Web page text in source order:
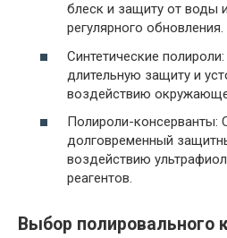
блеск и защиту от воды
регулярного обновления.
Синтетические
длительную защиту и
воздействию
Полироли-консерванты:
долговременный
воздействию
реагентов.
Выбор полировального